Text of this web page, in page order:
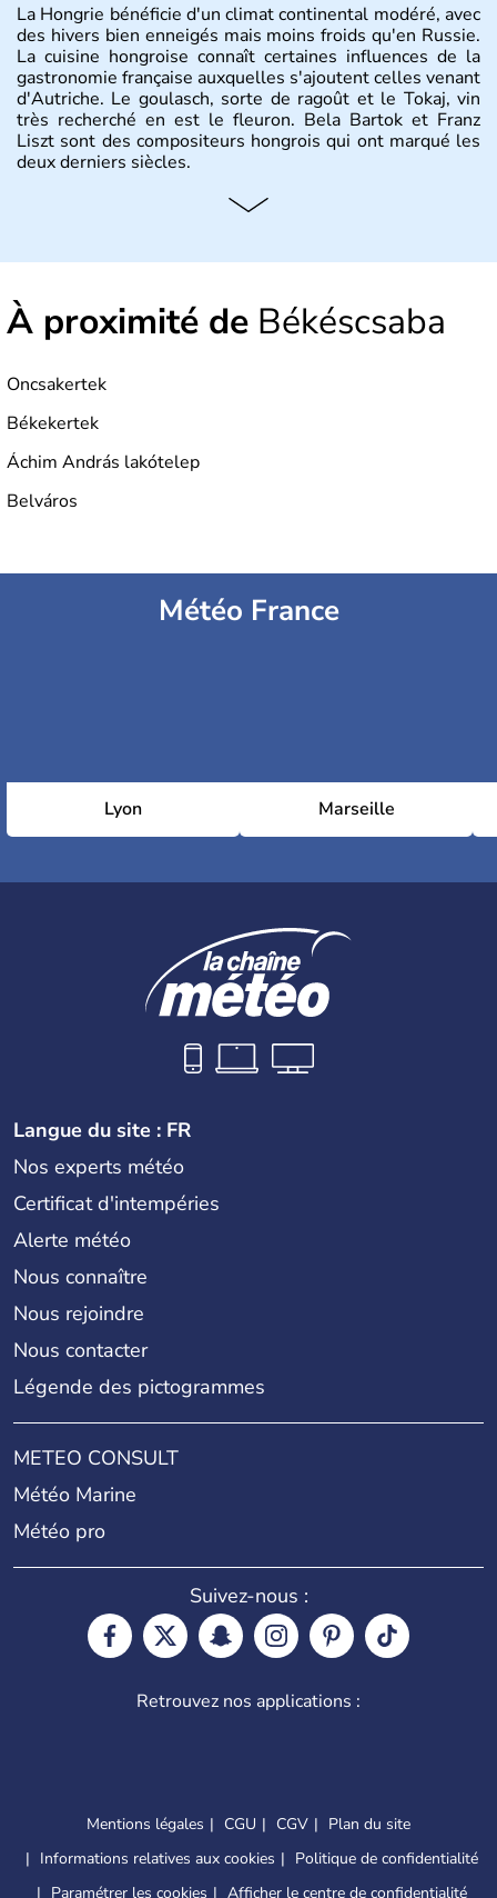
La Hongrie bénéficie d'un climat continental modéré, avec
des hivers bien enneigés mais moins froids qu'en Russie.
La cuisine hongroise connaît certaines influences de la
gastronomie française auxquelles s'ajoutent celles venant
d'Autriche. Le goulasch, sorte de ragoût et le Tokaj, vin
très recherché en est le fleuron. Bela Bartok et Franz
Liszt sont des compositeurs hongrois qui ont marqué les
deux derniers siècles.
Histoire et administration
depuis 2004, la Hongrie est aussi appelée « pays magyar
pays dont la langue est bien-sûr le hongrois et la
monnaie le forint. Sa capitale s'appelle Budapest.
développée en Hongrie.
À proximité de Békéscsaba
Oncsakertek
Békekertek
Áchim András lakótelep
Belváros
Météo France
Lyon Marseille
Langue du site : FR
Nos experts météo
Certificat d'intempéries
Alerte météo
Nous connaître
Nous rejoindre
Nous contacter
Légende des pictogrammes
METEO CONSULT
Météo Marine
Météo pro
Suivez-nous :
Retrouvez nos applications :
Mentions légales CGU CGV
Plan du site
Informations relatives aux cookies
Politique de confidentialité
Paramétrer les cookies
Afficher le centre de confidentialité